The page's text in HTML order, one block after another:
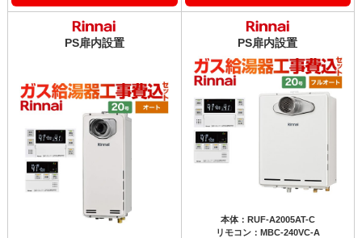
PS扉内設置 PS扉内設置
本体：RUF-A2005AT-C
リモコン：MBC-240VC-A